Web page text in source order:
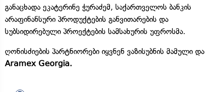
განაცხადა ეკატერინე ჭურაძემ, საქართველოს ბანკის
არაფინანსური პროდუქტების განვითარების და
სუბსიდირებული პროექტების სამსახურის უფროსმა.
ღონისძიების პარტნიორები იყვნენ ვაზისუბნის მამული და
Aramex Georgia.